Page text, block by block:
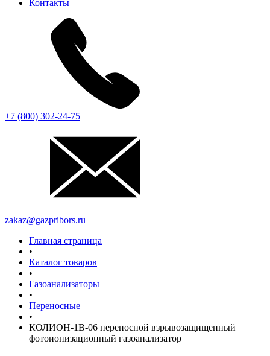
Контакты
+7 (800) 302-24-75
zakaz@gazpribors.ru
Главная страница
•
Каталог товаров
•
Газоанализаторы
•
Переносные
•
КОЛИОН-1В-06 переносной взрывозащищенный
фотоионизационный газоанализатор